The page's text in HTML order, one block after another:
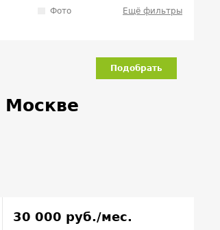
Фото Ещё фильтры
Подобрать
Москве
30 000 руб./мес.